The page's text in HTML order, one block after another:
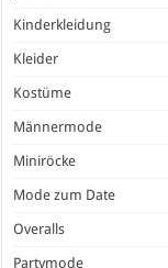
Kinderkleidung
Kleider
Kostüme
Männermode
Miniröcke
Mode zum Date
Overalls
Partymode